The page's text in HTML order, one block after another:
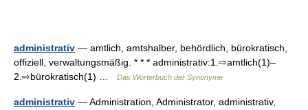
administrativ — amtlich, amtshalber, behördlich, bürokratisch,
offiziell, verwaltungsmäßig. * * * administrativ:1.⇨amtlich(1)–
2.⇨bürokratisch(1) …
Das Wörterbuch der Synonyme
administrativ — Administration, Administrator, administrativ,